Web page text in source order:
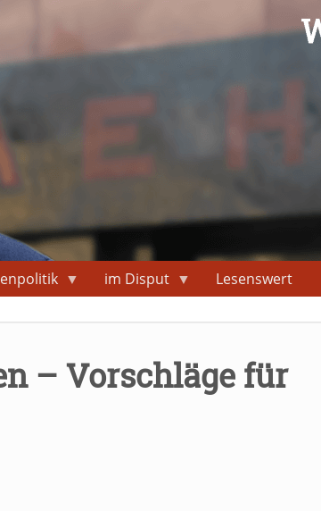
im Disput Lesenswert
– Vorschläge für